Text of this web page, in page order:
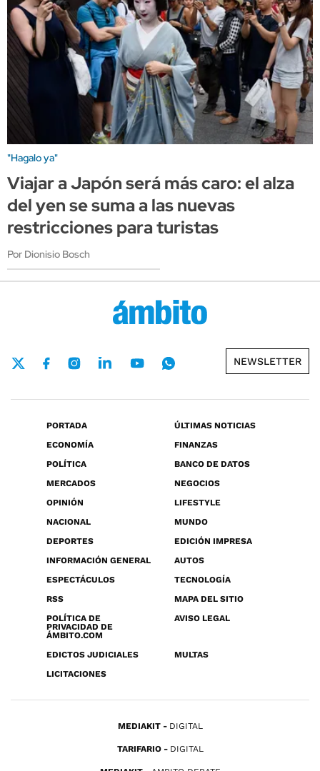
"Hagalo ya"
Viajar a Japón será más caro: el alza
del yen se suma a las nuevas
restricciones para turistas
Por Dionisio Bosch
NEWSLETTER
PORTADA
ÚLTIMAS NOTICIAS
ECONOMÍA
FINANZAS
POLÍTICA
BANCO DE DATOS
MERCADOS
NEGOCIOS
OPINIÓN
LIFESTYLE
NACIONAL
MUNDO
DEPORTES
EDICIÓN IMPRESA
INFORMACIÓN GENERAL
AUTOS
ESPECTÁCULOS
TECNOLOGÍA
RSS
MAPA DEL SITIO
POLÍTICA DE
PRIVACIDAD DE
ÁMBITO.COM
AVISO LEGAL
EDICTOS JUDICIALES
MULTAS
LICITACIONES
MEDIAKIT DIGITAL
TARIFARIO DIGITAL